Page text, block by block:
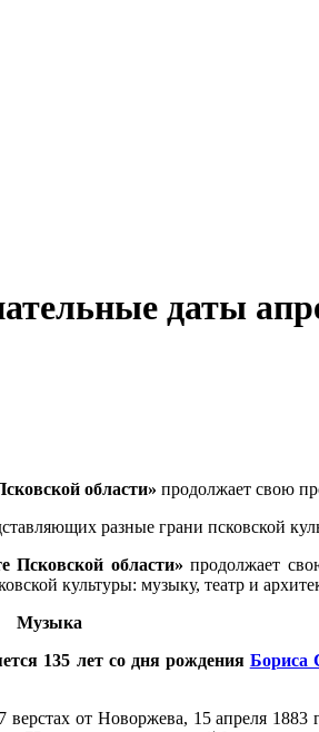
даты
области» продолжает свою
разные грани псковской
Псковской области» продолжает
культуры: музыку, театр и
Музыка
135 лет со дня рождения Бориса
от Новоржева, 15 апреля